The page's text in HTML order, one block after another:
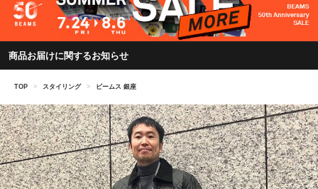
商品お届けに関するお知らせ
TOP > スタイリング > ビームス 銀座